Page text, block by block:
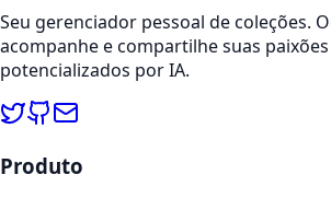
Seu gerenciador pessoal de coleções.
acompanhe e compartilhe suas
potencializados por IA.
Produto